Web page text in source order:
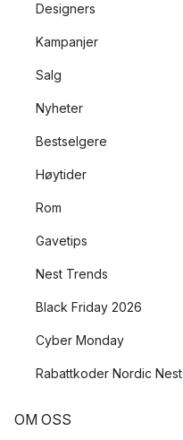
Designers
Kampanjer
Salg
Nyheter
Bestselgere
Høytider
Rom
Gavetips
Nest Trends
Black Friday 2026
Cyber Monday
Rabattkoder Nordic Nest
OM OSS